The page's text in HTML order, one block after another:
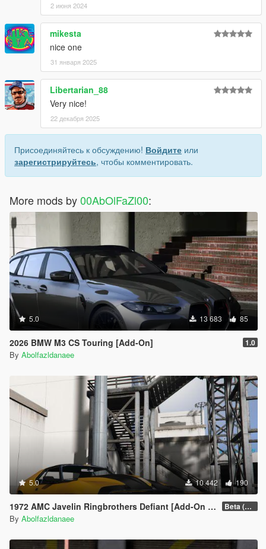
2 июня 2024
mikesta
nice one
31 января 2025
Libertarian_88
Very nice!
22 декабря 2025
Присоединяйтесь к обсуждению! Войдите или
зарегистрируйтесь, чтобы комментировать.
More mods by00AbOlFaZl00:
5.0 13 683 85
2026 BMW M3 CS Touring [Add-On] 1.0
By Abolfazldanaee
5.0 10 442 190
1972 AMC Javelin Ringbrothers Defiant [Add-On | Extras] Beta (3.0)
By Abolfazldanaee